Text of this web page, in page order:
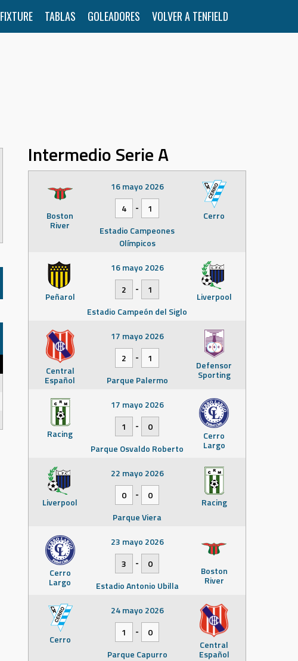
FIXTURE TABLAS GOLEADORES VOLVER A TENFIELD
Intermedio Serie A
Boston
River
Cerro
16 mayo 2026
4
-
1
Estadio Campeones
Olímpicos
Peñarol Liverpool
16 mayo 2026
2
-
1
Estadio Campeón del Siglo
Central
Español
Defensor
Sporting
17 mayo 2026
2
-
1
Parque Palermo
Racing Cerro
Largo
17 mayo 2026
1
-
0
Parque Osvaldo Roberto
Liverpool Racing
22 mayo 2026
0
-
0
Parque Viera
Cerro
Largo
Boston
River
23 mayo 2026
3
-
0
Estadio Antonio Ubilla
Cerro Central
Español
24 mayo 2026
1
-
0
Parque Capurro